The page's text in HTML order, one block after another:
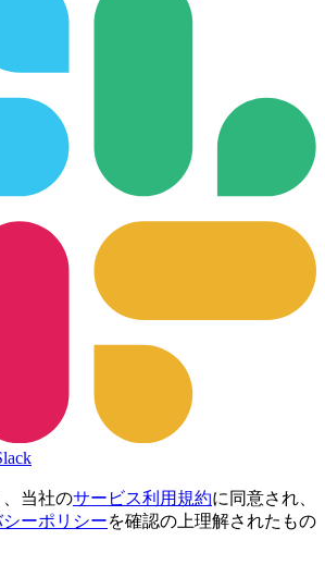
当社のサービス利用規約に同意され、
ーポリシーを確認の上理解されたもの